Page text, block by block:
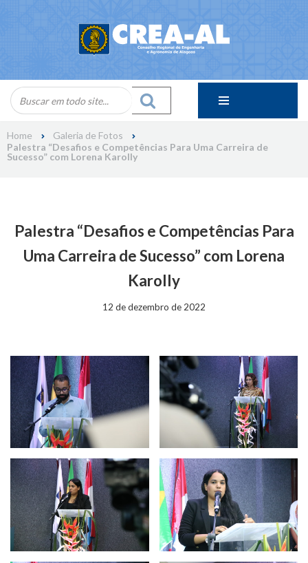
Home
Galeria de Fotos
Palestra “Desafios e Competências Para Uma Carreira de
Sucesso” com Lorena Karolly
Palestra “Desafios e Competências Para
Uma Carreira de Sucesso” com Lorena
Karolly
12 de dezembro de 2022